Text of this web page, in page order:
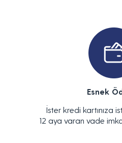
Esnek
İster kredi kartınıza
12 aya varan vade